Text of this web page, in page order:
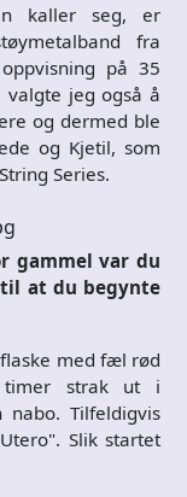
kaller seg, er
fra
på 35
valgte jeg også å
og dermed ble
og Kjetil, som
Series.
gammel var du
at du begynte
med fæl rød
timer strak ut i
Tilfeldigvis
Slik startet